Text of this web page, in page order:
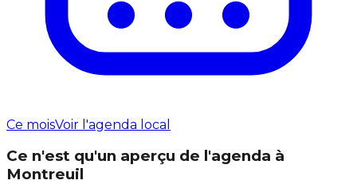
Ce moisVoir l'agenda local
Ce n'est qu'un aperçu de l'agenda à
Montreuil